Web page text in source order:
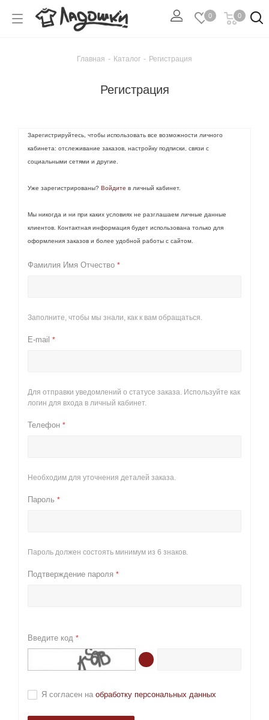
0 0
Главная - Каталог - Регистрация
Регистрация
Зарегистрируйтесь, чтобы использовать все возможности личного
кабинета: отслеживание заказов, настройку подписки, связи с
социальными сетями и другие.
Уже зарегистрированы? Войдите в личный кабинет.
Мы никогда и ни при каких условиях не разглашаем личные данные
клиентов. Контактная информация будет использована только для
оформления заказов и более удобной работы с сайтом.
Фамилия Имя Отчество *
Заполните, чтобы мы знали, как к вам обращаться.
E-mail *
Для отправки уведомлений о статусе заказа. Используйте как
логин для входа в личный кабинет.
Телефон *
Необходим для уточнения деталей заказа.
Пароль *
Пароль должен состоять минимум из 6 знаков.
Подтверждение пароля *
Введите код *
Я согласен на обработку персональных данных